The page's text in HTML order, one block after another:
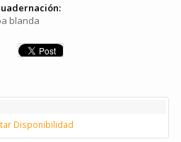
blanda
Disponibilidad